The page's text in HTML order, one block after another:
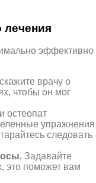
лечения
эффективно
врачу о
чтобы он мог
остеопат
упражнения
следовать
Задавайте
это поможет вам